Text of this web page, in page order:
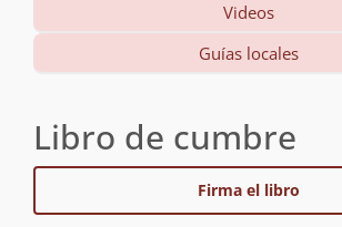
Videos
Guías locales
Libro de cumbre
Firma el libro